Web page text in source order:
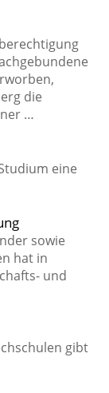
die
…
eine
sowie
hat in
und
gibt